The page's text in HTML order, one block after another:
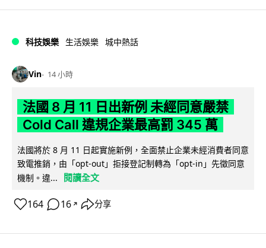
科技娛樂 生活娛樂 城中熱話
Vin 14 小時
法國 8 月 11 日出新例 未經同意嚴禁
Cold Call 違規企業最高罰 345 萬
法國將於 8 月 11 日起實施新例，全面禁止企業未經消費者同意
致電推銷，由「opt-out」拒接登記制轉為「opt-in」先徵同意
機制。違...
閱讀全文
164 16 ↗ 分享